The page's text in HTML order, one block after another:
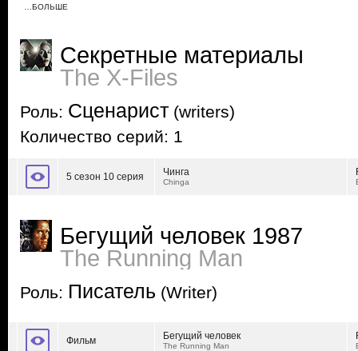
…БОЛЬШЕ
Секретные материалы
The X-Files
Роль: Сценарист (writers)
Количество серий: 1
5 сезон 10 серия Чинга
Chinga
Бегущий человек 1987
The Running Man
Роль: Писатель (Writer)
Фильм Бегущий человек
The Running Man